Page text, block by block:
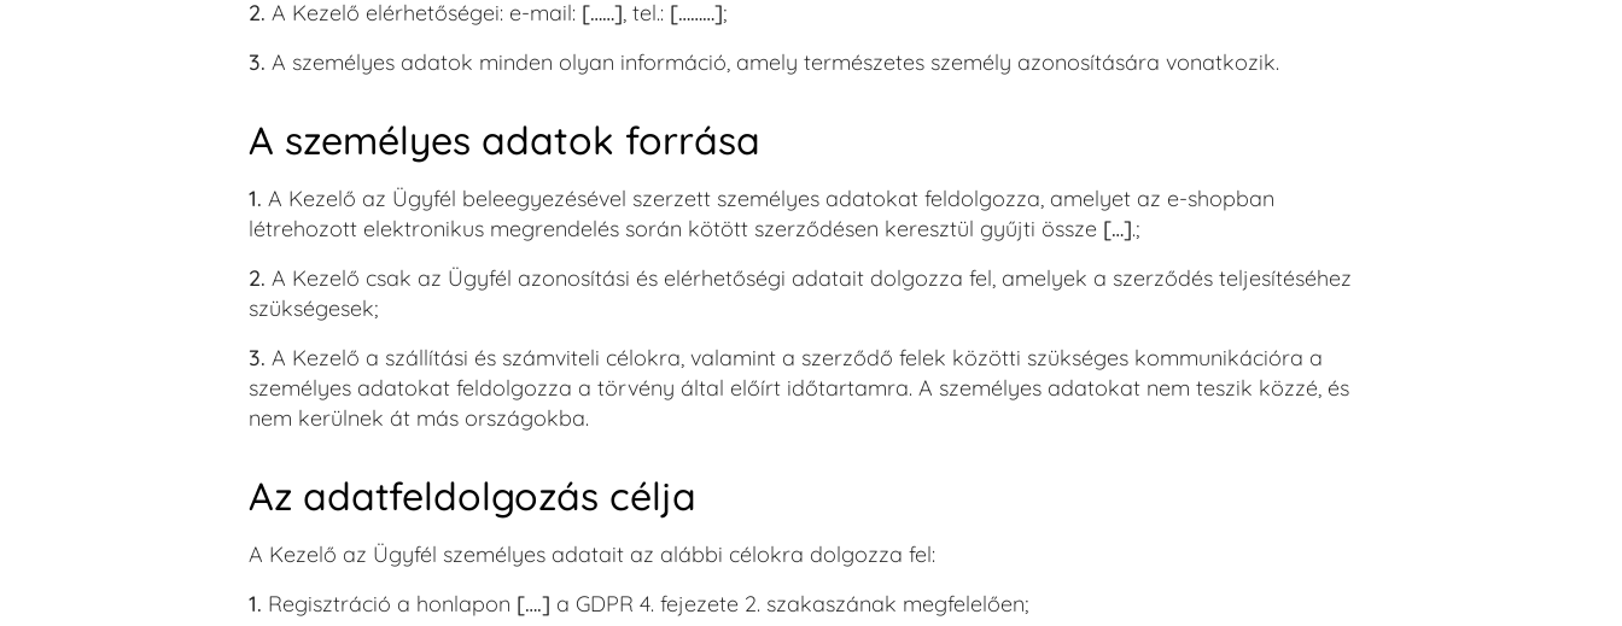
2. A Kezelő elérhetőségei: e-mail:[……], tel.: [………];
3. A személyes adatok minden olyan információ, amely természetes személy azonosítására vonatkozik.
A személyes adatok forrása
1. A Kezelő az Ügyfél beleegyezésével szerzett személyes adatokat feldolgozza, amelyet az e-shopban
létrehozott elektronikus megrendelés során kötött szerződésen keresztül gyűjti össze […].;
2. A Kezelő csak az Ügyfél azonosítási és elérhetőségi adatait dolgozza fel, amelyek a szerződés teljesítéséhez
szükségesek;
3. A Kezelő a szállítási és számviteli célokra, valamint a szerződő felek közötti szükséges kommunikációra a
személyes adatokat feldolgozza a törvény által előírt időtartamra. A személyes adatokat nem teszik közzé, és
nem kerülnek át más országokba.
Az adatfeldolgozás célja
A Kezelő az Ügyfél személyes adatait az alábbi célokra dolgozza fel:
1. Regisztráció a honlapon [….] a GDPR 4. fejezete 2. szakaszának megfelelően;